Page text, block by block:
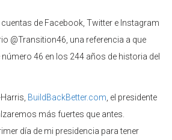
de Facebook, Twitter e Instagram
@Transition46, una referencia a que
número 46 en los 244 años de historia del
BuildBackBetter.com , el presidente
más fuertes que antes.
día de mi presidencia para tener